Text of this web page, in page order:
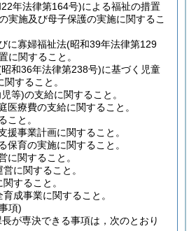
年法律第164号)による福祉の措置
実施及び母子保護の実施に関するこ
に寡婦福祉法(昭和39年法律第129
に関すること。
和36年法律第238号)に基づく児童
すること。
等)の支給に関すること。
医療費の支給に関すること。
こと。
援事業計画に関すること。
保育の実施に関すること。
に関すること。
に関すること。
すること。
成事業に関すること。
項)
が専決できる事項は，次のとおり